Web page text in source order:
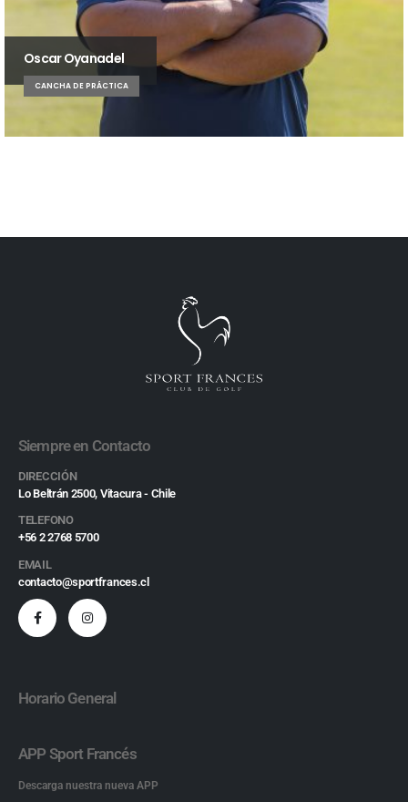
Oscar Oyanadel
CANCHA DE PRÁCTICA
Siempre en Contacto
DIRECCIÓN
Lo Beltrán 2500, Vitacura - Chile
TELEFONO
+56 2 2768 5700
EMAIL
contacto@sportfrances.cl
Horario General
APP Sport Francés
Descarga nuestra nueva APP